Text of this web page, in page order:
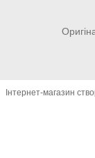
Інтернет-магазин